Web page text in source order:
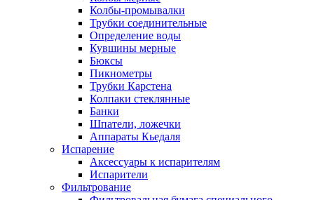
Колбы-промывалки
Трубки соединительные
Определение воды
Кувшины мерные
Бюксы
Пикнометры
Трубки Карстена
Колпаки стеклянные
Банки
Шпатели, ложечки
Аппараты Кьедаля
Испарение
Аксессуары к испарителям
Испарители
Фильтрование